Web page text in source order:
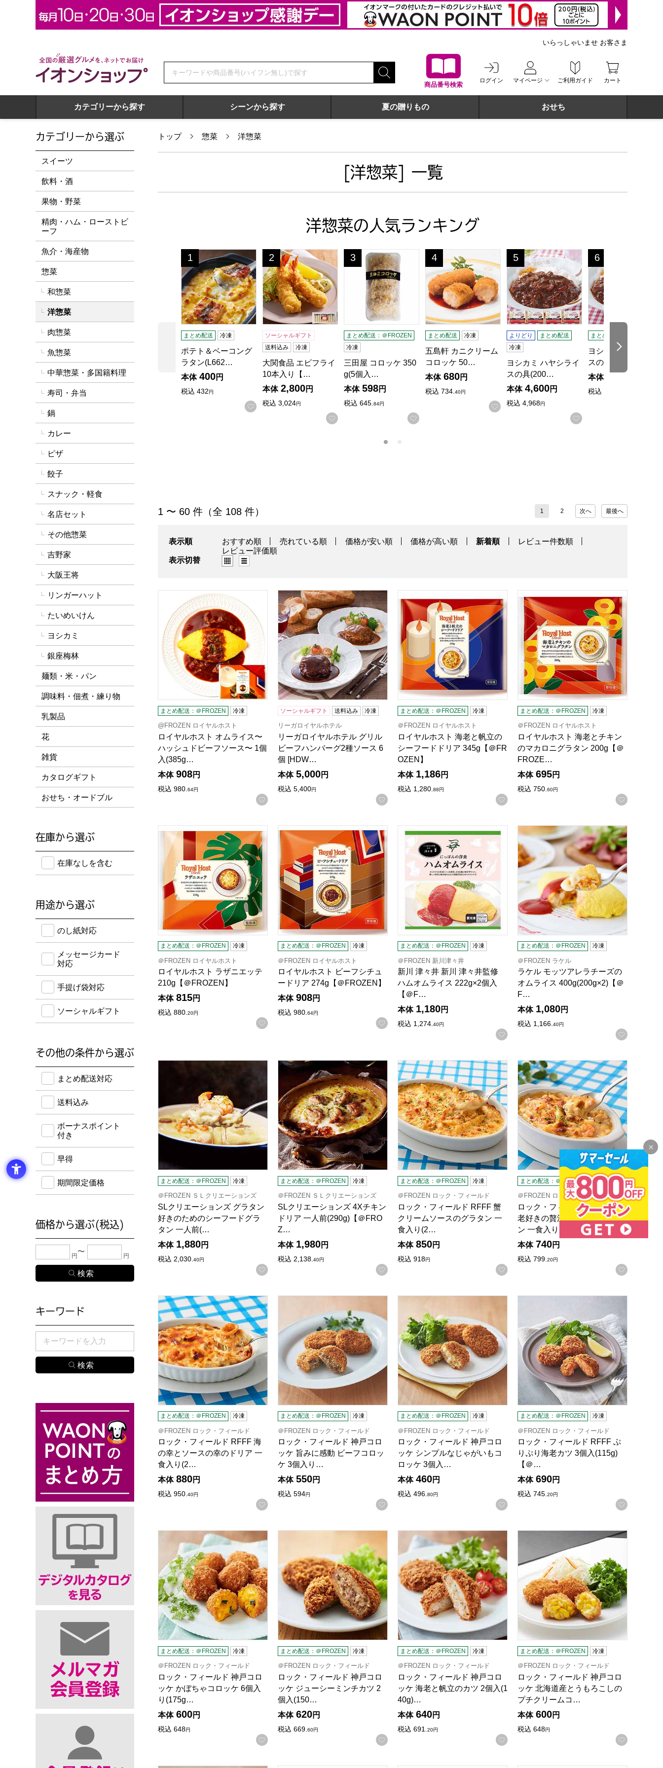
全国の厳選グルメを、ネットでお届け イオンショップ
商品番号検索
ログイン マイページ ご利用ガイド カート
いらっしゃいませ お客さま
カテゴリーから探す シーンから探す 夏の贈りもの おせち
トップ 惣菜 洋惣菜
[洋惣菜] 一覧
洋惣菜の人気ランキング
前の商品
ポテト＆ベーコングラタン(L6626)【サクワ】
1
位
まとめ配送 冷凍
ポテト＆ベーコング
ラタン(L662…
本体 400円
税込 432円
お気に入りに登録する
大関食品 エビフライ 10本入り【おいしいお取り寄せ】
2
位
ソーシャルギフト
送料込み
冷凍
大関食品 エビフライ
10本入り【…
本体 2,800円
税込 3,024円
お気に入りに登録する
三田屋 コロッケ 350g(5個入)【＠FROZEN】
3
位
まとめ配送：＠FROZEN
冷凍
三田屋 コロッケ 350
g(5個入…
本体 598円
税込 645.84円
お気に入りに登録する
五島軒 カニクリームコロッケ 50g×6個(L7434)【サクワ】
4
位
まとめ配送 冷凍
五島軒 カニクリーム
コロッケ 50…
本体 680円
税込 734.40円
お気に入りに登録する
ヨシカミ ハヤシライスの具
5
位
よりどり
まとめ配送
冷凍
ヨシカミ ハヤシライ
スの具(200…
本体 4,600円
税込 4,968円
お気に入りに登録する
ヨシカミ ハヤシラ
6
位
まとめ配送
ヨシカミ ハヤシライ
スの具(200…
本体
税込
次の商品
「洋惣菜」の商品一覧
1 〜 60 件（全 108 件） 1 2 次へ 最後へ
表示順 おすすめ順 売れている順 価格が安い順 価格が高い順 新着順
レビュー件数順
レビュー評価順
表示切替
グリッド表示（タイル表示）
ロイヤルホスト オムライス〜ハッシュドビーフソース〜 1個入(385g)【＠FROZEN】
まとめ配送：＠FROZEN 冷凍
@FROZEN ロイヤルホスト
ロイヤルホスト オムライス〜
ハッシュドビーフソース〜 1個
入(385g…
本体 908円
税込 980.64円
お気に入りに登録する
リーガロイヤルホテル グリルビーフハンバーグ2種ソース 6個 [HDW-45]【おいしいお取り寄せ】
ソーシャルギフト 送料込み 冷凍
リーガロイヤルホテル
リーガロイヤルホテル グリル
ビーフハンバーグ2種ソース 6
個 [HDW…
本体 5,000円
税込 5,400円
お気に入りに登録する
ロイヤルホスト 海老と帆立のシーフードドリア 345g【＠FROZEN】
まとめ配送：＠FROZEN 冷凍
＠FROZEN ロイヤルホスト
ロイヤルホスト 海老と帆立の
シーフードドリア 345g【＠FR
OZEN】
本体 1,186円
税込 1,280.88円
お気に入りに登録する
ロイヤルホスト 海老とチキンのマカロ
まとめ配送：＠FROZEN 冷凍
＠FROZEN ロイヤルホスト
ロイヤルホスト 海老とチキン
のマカロニグラタン 200g【＠
FROZE…
本体 695円
税込 750.60円
お気に入
ロイヤルホスト ラザニエッテ 210g【＠FROZEN】
まとめ配送：＠FROZEN 冷凍
＠FROZEN ロイヤルホスト
ロイヤルホスト ラザニエッテ
210g【＠FROZEN】
本体 815円
税込 880.20円
お気に入りに登録する
ロイヤルホスト ビーフシチュードリア 274g【＠FROZEN】
まとめ配送：＠FROZEN 冷凍
＠FROZEN ロイヤルホスト
ロイヤルホスト ビーフシチュ
ードリア 274g【＠FROZEN】
本体 908円
税込 980.64円
お気に入りに登録する
新川 津々井 新川 津々井監修 ハムオムライス 222g×2個入【＠FROZEN】
まとめ配送：＠FROZEN 冷凍
＠FROZEN 新川津々井
新川 津々井 新川 津々井監修
ハムオムライス 222g×2個入
【＠F…
本体 1,180円
税込 1,274.40円
お気に入りに登録する
ラケル モッツアレラチーズのオムライ
まとめ配送：＠FROZEN 冷凍
＠FROZEN ラケル
ラケル モッツアレラチーズの
オムライス 400g(200g×2)【＠
F…
本体 1,080円
税込 1,166.40円
お気に入
SLクリエーションズ グラタン好きのためのシーフードグラタン 一人前(260g)【＠FROZEN】
まとめ配送：＠FROZEN 冷凍
＠FROZEN ＳＬクリエーションズ
SLクリエーションズ グラタン
好きのためのシーフードグラ
タン 一人前(…
本体 1,880円
税込 2,030.40円
お気に入りに登録する
SLクリエーションズ 4Xチキンドリア 一人前(290g)【＠FROZEN】
まとめ配送：＠FROZEN 冷凍
＠FROZEN ＳＬクリエーションズ
SLクリエーションズ 4Xチキン
ドリア 一人前(290g)【＠FRO
Z…
本体 1,980円
税込 2,138.40円
お気に入りに登録する
ロック・フィールド RFFF 蟹クリームソースのグラタン 一食入り(210g)【
まとめ配送：＠FROZEN 冷凍
＠FROZEN ロック・フィールド
ロック・フィールド RFFF 蟹
クリームソースのグラタン 一
食入り(2…
本体 850円
税込 918円
お気に入りに登録する
ロック・フィールド RFFF 海老好きの
まとめ配送：＠FROZEN 冷凍
＠FROZEN ロック・フィールド
ロック・フィールド RFFF 海
老好きの贅沢クリームグラタ
ン 一食入り…
本体 740円
税込 799.20円
お気に入
ロック・フィールド RFFF 海の幸とソースの幸のドリア 一食入り(260g)【＠FROZEN】
まとめ配送：＠FROZEN 冷凍
＠FROZEN ロック・フィールド
ロック・フィールド RFFF 海
の幸とソースの幸のドリア 一
食入り(2…
本体 880円
税込 950.40円
お気に入りに登録する
まとめ配送：＠FROZEN 冷凍
＠FROZEN ロック・フィールド
ロック・フィールド 神戸コロ
ッケ 旨みに感動 ビーフコロッ
ケ 3個入り…
本体 550円
税込 594円
お気に入りに登録する
まとめ配送：＠FROZEN 冷凍
＠FROZEN ロック・フィールド
ロック・フィールド 神戸コロ
ッケ シンプルなじゃがいもコ
ロッケ 3個入…
本体 460円
税込 496.80円
お気に入りに登録する
まとめ配送：＠FROZEN 冷凍
＠FROZEN ロック・フィールド
ロック・フィールド RFFF ぷ
りぷり海老カツ 3個入(115g)
【＠…
本体 690円
税込 745.20円
お気に入
ロック・フィールド 神戸コロッケ かぼちゃコロッケ 6個入り(175g)【＠FROZEN】
まとめ配送：＠FROZEN 冷凍
＠FROZEN ロック・フィールド
ロック・フィールド 神戸コロ
ッケ かぼちゃコロッケ 6個入
り(175g…
本体 600円
税込 648円
お気に入りに登録する
ロック・フィールド 神戸コロッケ ジューシーミンチカツ 2個入(150g)【＠FROZEN】
まとめ配送：＠FROZEN 冷凍
＠FROZEN ロック・フィールド
ロック・フィールド 神戸コロ
ッケ ジューシーミンチカツ 2
個入(150…
本体 620円
税込 669.60円
お気に入りに登録する
ロック・フィールド 神戸コロッケ 海老と帆立のカツ 2個入(140g)【＠
まとめ配送：＠FROZEN 冷凍
＠FROZEN ロック・フィールド
ロック・フィールド 神戸コロ
ッケ 海老と帆立のカツ 2個入(1
40g)…
本体 640円
税込 691.20円
お気に入りに登録する
ロック・フィールド 神戸コロッケ 北海
まとめ配送：＠FROZEN 冷凍
＠FROZEN ロック・フィールド
ロック・フィールド 神戸コロ
ッケ 北海道産とうもろこしの
プチクリームコ…
本体 600円
税込 648円
お気に入
カテゴリーから選ぶ
スイーツ
飲料・酒
果物・野菜
精肉・ハム・ローストビ
ーフ
魚介・海産物
惣菜
和惣菜
洋惣菜
肉惣菜
魚惣菜
中華惣菜・多国籍料理
寿司・弁当
鍋
カレー
ピザ
餃子
スナック・軽食
名店セット
その他惣菜
吉野家
大阪王将
リンガーハット
たいめいけん
ヨシカミ
銀座梅林
麺類・米・パン
調味料・佃煮・練り物
乳製品
花
雑貨
カタログギフト
おせち・オードブル
在庫から選ぶ
在庫のない商品を含めて検索することができます。
在庫なしを含む
用途から選ぶ
のし紙・メッセージカード・手提げ袋に対応している商品から絞りこむことができます。
のし紙対応
メッセージカード
対応
手提げ袋対応
ソーシャルギフト
その他の条件から選ぶ
送料込み・ボーナスポイント付き・早得・期間限定商品から絞り込むことができます。
まとめ配送対応
送料込み
ボーナスポイント
付き
早得
期間限定価格
価格から選ぶ(税込)
下限金額・上限金額のどちらか１つまたは両方に、検索したい金額を入力してください。
円 円
キーワード
検索したい商品のキーワードを入力してください。